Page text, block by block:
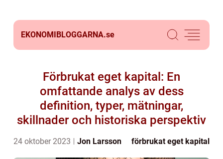
EKONOMIBLOGGARNA.se
Förbrukat eget kapital: En
omfattande analys av dess
definition, typer, mätningar,
skillnader och historiska perspektiv
24 oktober 2023 Jon Larsson förbrukat eget kapital